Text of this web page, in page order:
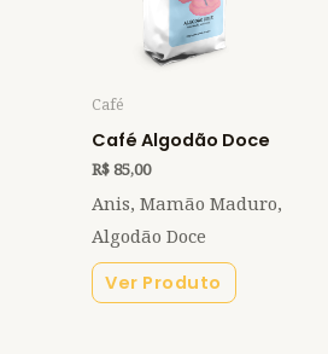
Café
Café Algodão Doce
R$85,00
Anis, Mamão Maduro,
Algodão Doce
Ver Produto